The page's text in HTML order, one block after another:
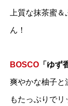
上質な抹茶蜜
ん！
BOSCO 「ゆず
爽やかな柚子と
もたっぷりでリ